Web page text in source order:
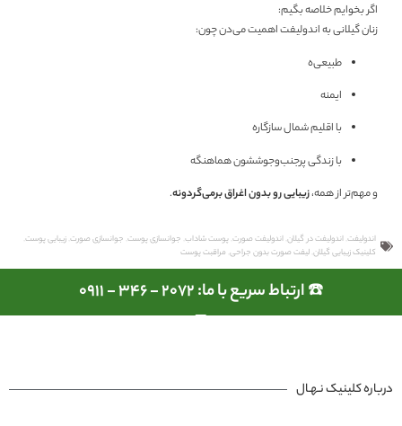
اگر بخوایم خلاصه بگیم:
زنان گیلانی به اندولیفت اهمیت می‌دن چون:
طبیعی‌ه
ایمنه
با اقلیم شمال سازگاره
با زندگی پرجنب‌وجوششون هماهنگه
و مهم‌تر از همه،زیبایی رو بدون اغراق برمی‌گردونه.
اندولیفت اندولیفت در گیلان اندولیفت صورت پوست شاداب جوانسازی پوست جوانسازی صورت زیبایی پوست
کلینیک زیبایی گیلان لیفت صورت بدون جراحی مراقبت پوست
☎️ ارتباط سریع با ما: 2072 - 346 - 0911
درباره کلینیک نـهـال